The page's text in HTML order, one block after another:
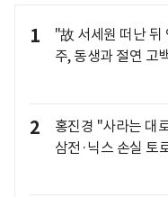
1
"故 서세원 떠난
주, 동생과 절연 고
2
홍진경 "사라는 대
삼전·닉스 손실 토